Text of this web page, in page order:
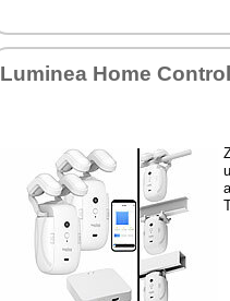
Lu­mi­nea Ho­me Con­trol